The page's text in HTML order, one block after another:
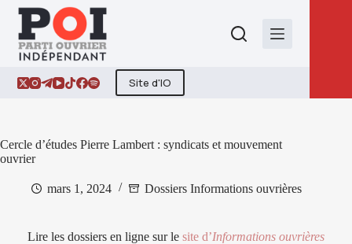
Passer
contenu
Site d'IO
Cercle d’études Pierre Lambert : syndicats et mouvement
ouvrier
mars 1, 2024 Dossiers Informations ouvrières
Lire les dossiers en ligne sur le site d’Informations ouvrières